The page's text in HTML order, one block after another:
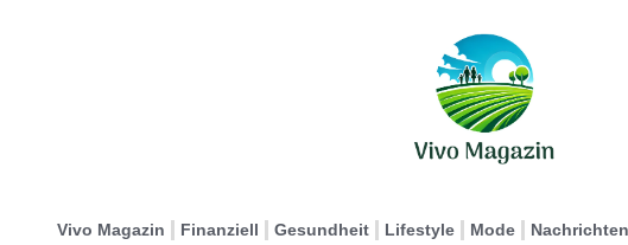
Vivo Magazin Finanziell Gesundheit Lifestyle Mode Nachrichten